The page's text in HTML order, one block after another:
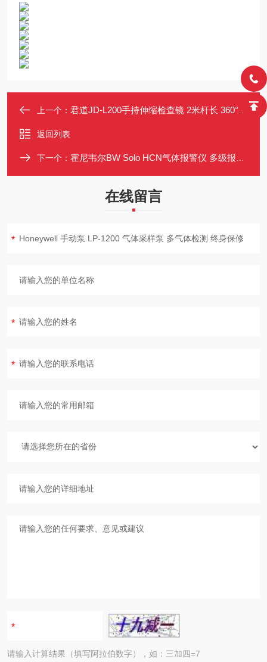
上一个： 君道JD-L200手持伸缩检查镜 2米杆长 360°旋转 高清拍摄
返回列表
下一个： 霍尼韦尔BW Solo HCN气体报警仪 多级报警 灭菌监测
在线留言
请输入计算结果（填写阿拉伯数字），如：三加四=7